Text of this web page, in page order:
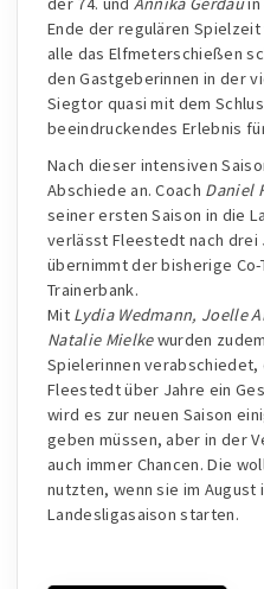
Ende der regulären
alle das Elfmeterschießen
den Gastgeberinnen in der
Siegtor quasi mit dem
beeindruckendes Erlebnis
Nach dieser intensiven
Abschiede an. Coach Daniel
seiner ersten Saison in die
verlässt Fleestedt nach drei
übernimmt der bisherige Co-
Trainerbank.
Mit Lydia Wedmann, Joelle
Natalie Mielkewurden
Spielerinnen verabschiedet,
Fleestedt über Jahre ein
wird es zur neuen Saison
geben müssen, aber in der
auch immer Chancen. Die
nutzten, wenn sie im August
Landesligasaison starten.